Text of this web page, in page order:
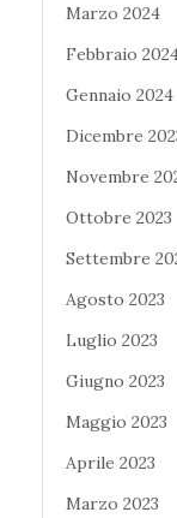
Marzo 2024
Febbraio
Gennaio 2024
Dicembre
Novembre
Ottobre 2023
Settembre
Agosto 2023
Luglio 2023
Giugno 2023
Maggio 2023
Aprile 2023
Marzo 2023